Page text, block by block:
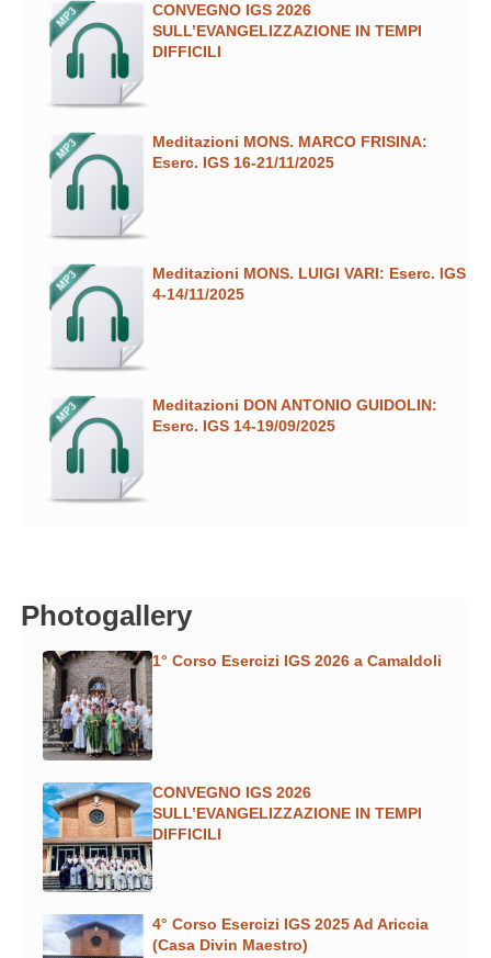
CONVEGNO IGS 2026
SULL’EVANGELIZZAZIONE IN TEMPI
DIFFICILI
Meditazioni MONS. MARCO FRISINA:
Eserc. IGS 16-21/11/2025
Meditazioni MONS. LUIGI VARI: Eserc. IGS
4-14/11/2025
Meditazioni DON ANTONIO GUIDOLIN:
Eserc. IGS 14-19/09/2025
Photogallery
1° Corso Esercizi IGS 2026 a Camaldoli
CONVEGNO IGS 2026
SULL’EVANGELIZZAZIONE IN TEMPI
DIFFICILI
4° Corso Esercizi IGS 2025 Ad Ariccia
(Casa Divin Maestro)